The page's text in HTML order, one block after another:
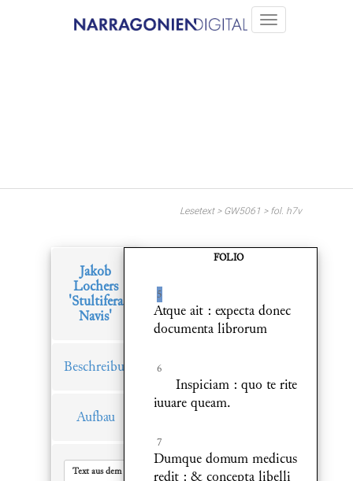
Lesetext > GW5061 > fol. h7v
Jakob
Lochers
'Stultifera
Navis'
Beschreibung
Aufbau
Text aus dem Hauptfenster in Zwischenablage kopieren
FOLIO
5
Atque ait : expecta donec
documenta librorum
6
Inspiciam : quo te rite
iuuare queam.
7
Dumque domum medicus
redit : & concepta libelli